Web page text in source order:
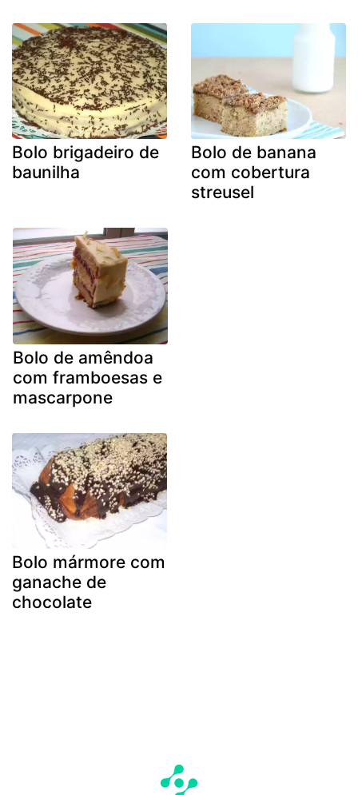
Bolo brigadeiro de
baunilha
Bolo de banana
com cobertura
streusel
Bolo de amêndoa
com framboesas e
mascarpone
Bolo mármore com
ganache de
chocolate